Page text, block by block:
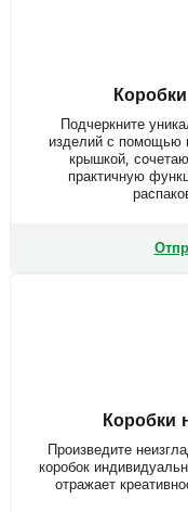
Подчеркните
изделий с помощью
крышкой,
практичную
Коробки
Произведите
коробок
отражает